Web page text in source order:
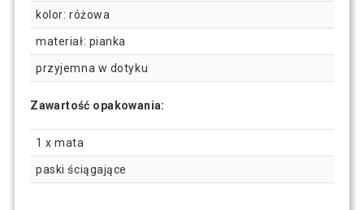
kolor: różowa
materiał: pianka
przyjemna w dotyku
Zawartość opakowania:
1 x mata
paski ściągające